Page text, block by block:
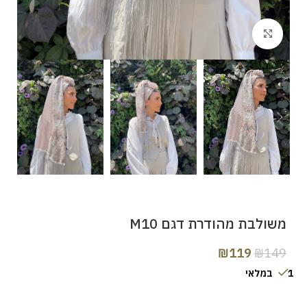
Click to enlarge
משולבת מהודרת דגם M10
₪149
₪119
1 במלאי